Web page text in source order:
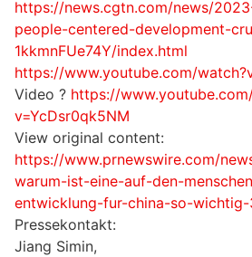
https://news.cgtn.com/news/
people-centered-development-
1kkmnFUe74Y/index.html
https://www.youtube.com/
Video ? https://
v=YcDsr0qk5NM
View original content:
https://www.prnewswire.com/
warum-ist-eine-auf-den-
entwicklung-fur-china-so-
Pressekontakt:
Jiang Simin,